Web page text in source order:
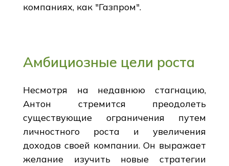
компаниях, как "Газпром".
Амбициозные цели роста
Несмотря на недавнюю стагнацию,
Антон стремится преодолеть
существующие ограничения путем
личностного роста и увеличения
доходов своей компании. Он выражает
желание изучить новые стратегии